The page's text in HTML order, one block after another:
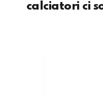
calciatori ci